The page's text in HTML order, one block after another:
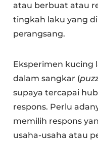
atau berbuat atau
tingkah laku yang
perangsang.
Eksperimen kucing
dalam sangkar (
supaya tercapai
respons. Perlu
memilih respons
usaha-usaha atau